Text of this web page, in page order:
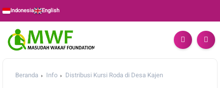
Indonesia English
Beranda Info Distribusi Kursi Roda di Desa Kajen